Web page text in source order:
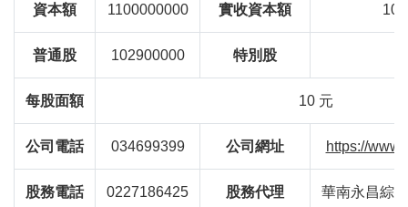
資本額 1100000000 實收資本額
普通股 102900000 特別股
每股面額 10 元
公司電話 034699399 公司網址 https://
股務電話 0227186425 股務代理 華南永昌綜